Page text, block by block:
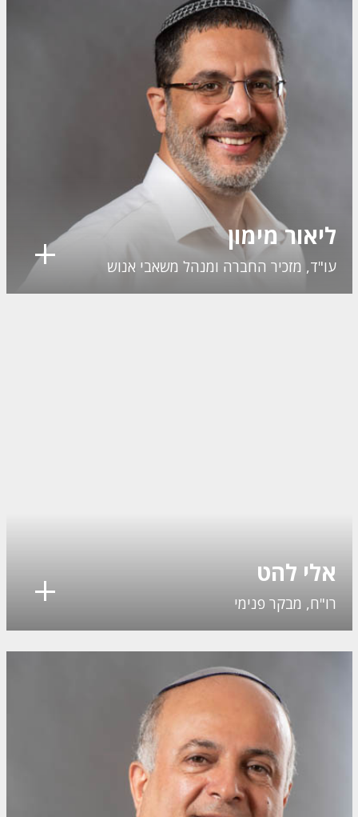
ליאור מימון
עו"ד, מזכיר החברה ומנהל משאבי אנוש
אלי להט
רו"ח, מבקר פנימי